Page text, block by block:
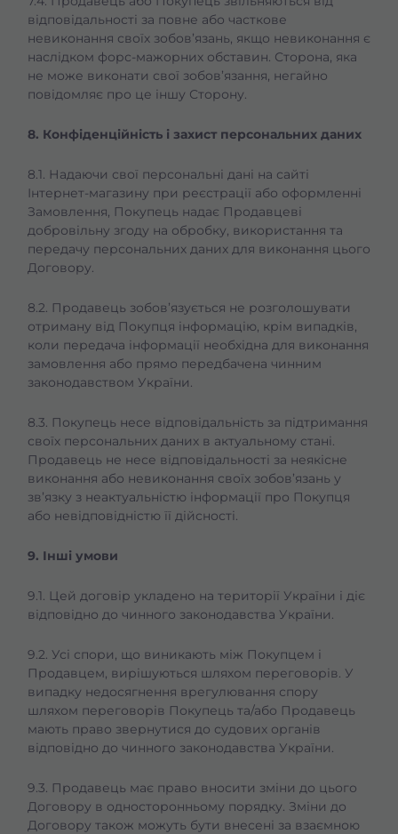
відповідальності за повне або часткове
невиконання своїх зобов’язань, якщо невиконання є
наслідком форс-мажорних обставин. Сторона, яка
не може виконати свої зобов’язання, негайно
повідомляє про це іншу Сторону.
8. Конфіденційність і захист персональних даних
8.1. Надаючи свої персональні дані на сайті
Інтернет-магазину при реєстрації або оформленні
Замовлення, Покупець надає Продавцеві
добровільну згоду на обробку, використання та
передачу персональних даних для виконання цього
Договору.
8.2. Продавець зобов’язується не розголошувати
отриману від Покупця інформацію, крім випадків,
коли передача інформації необхідна для виконання
замовлення або прямо передбачена чинним
законодавством України.
8.3. Покупець несе відповідальність за підтримання
своїх персональних даних в актуальному стані.
Продавець не несе відповідальності за неякісне
виконання або невиконання своїх зобов’язань у
зв’язку з неактуальністю інформації про Покупця
або невідповідністю її дійсності.
9. Інші умови
9.1. Цей договір укладено на території України і діє
відповідно до чинного законодавства України.
9.2. Усі спори, що виникають між Покупцем і
Продавцем, вирішуються шляхом переговорів. У
випадку недосягнення врегулювання спору
шляхом переговорів Покупець та/або Продавець
мають право звернутися до судових органів
відповідно до чинного законодавства України.
9.3. Продавець має право вносити зміни до цього
Договору в односторонньому порядку. Зміни до
Договору також можуть бути внесені за взаємною